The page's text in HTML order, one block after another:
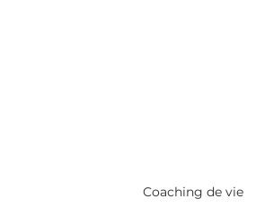
Coaching de vie